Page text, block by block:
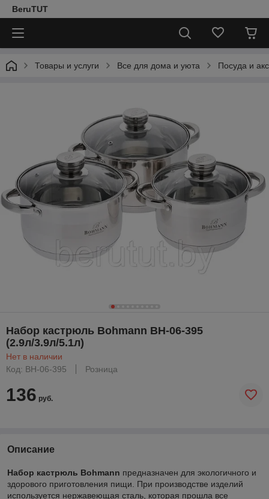
BeruTUT
Товары и услуги Все для дома и уюта Посуда и
Набор кастрюль Bohmann BH-06-395
(2.9л/3.9л/5.1л)
Нет в наличии
Код: BH-06-395
Розница
136 руб.
Описание
Набор кастрюль Bohmann предназначен для экологичного и
здорового приготовления пищи. При производстве изделий
используется нержавеющая сталь, которая прошла все